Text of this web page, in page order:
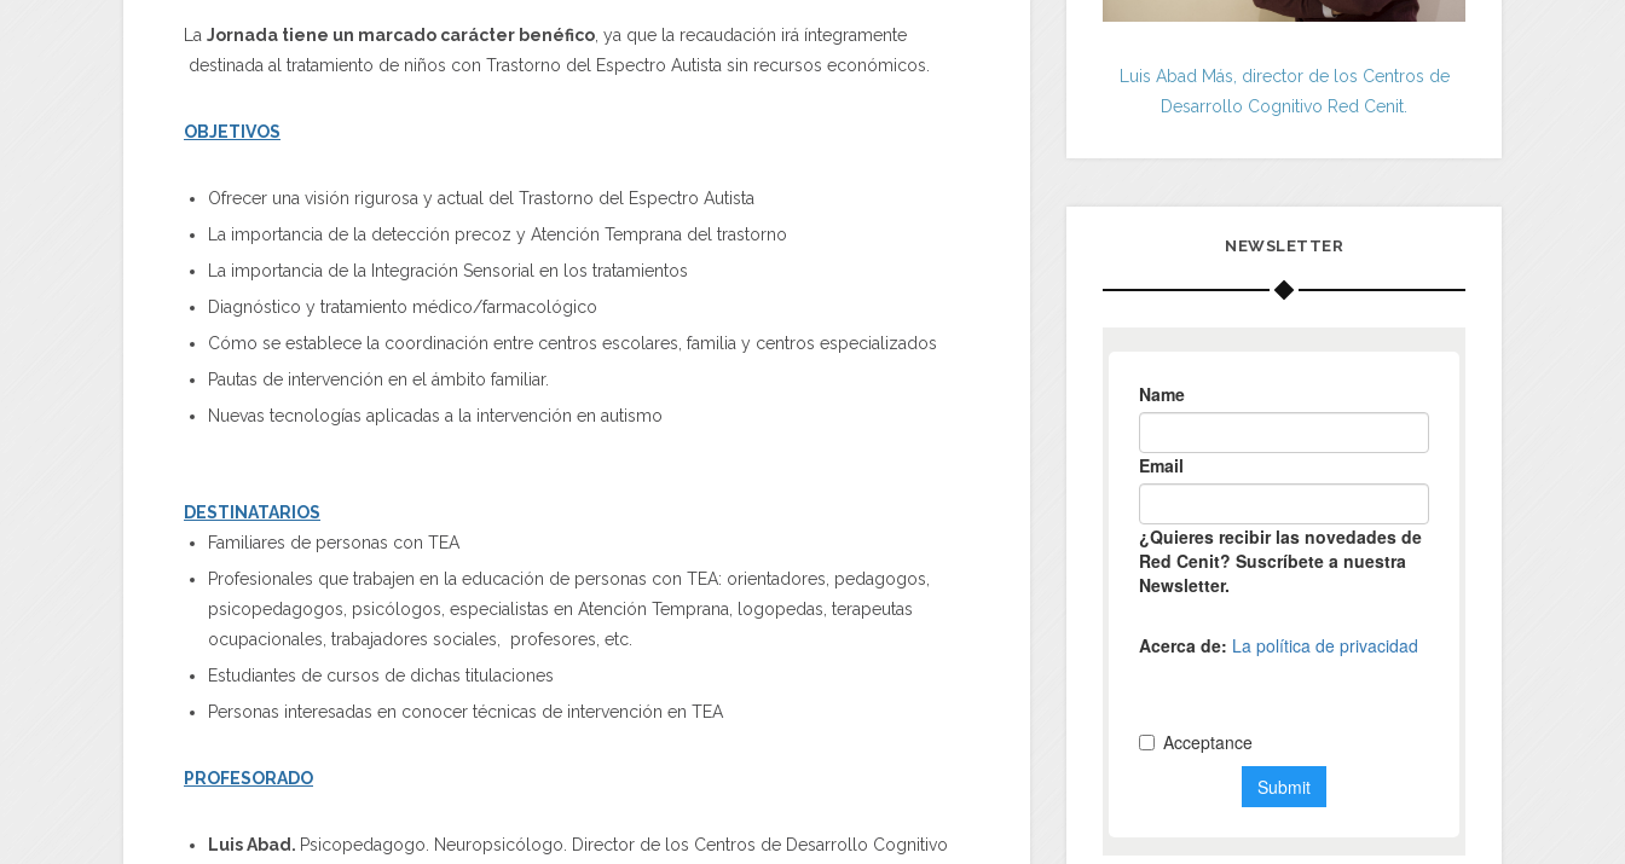
La Jornada tiene un marcado carácter benéfico, ya que la recaudación irá íntegramente
destinada al tratamiento de niños con Trastorno del Espectro Autista sin recursos económicos.
OBJETIVOS
Ofrecer una visión rigurosa y actual del Trastorno del Espectro Autista
La importancia de la detección precoz y Atención Temprana del trastorno
La importancia de la Integración Sensorial en los tratamientos
Diagnóstico y tratamiento médico/farmacológico
Cómo se establece la coordinación entre centros escolares, familia y centros especializados
Pautas de intervención en el ámbito familiar.
Nuevas tecnologías aplicadas a la intervención en autismo
DESTINATARIOS
Familiares de personas con TEA
Profesionales que trabajen en la educación de personas con TEA: orientadores, pedagogos,
psicopedagogos, psicólogos, especialistas en Atención Temprana, logopedas, terapeutas
ocupacionales, trabajadores sociales, profesores, etc.
Estudiantes de cursos de dichas titulaciones
Personas interesadas en conocer técnicas de intervención en TEA
PROFESORADO
Luis Abad. Psicopedagogo. Neuropsicólogo. Director de los Centros de Desarrollo Cognitivo
Luis Abad Más, director de los Centros de
Desarrollo Cognitivo Red Cenit.
NEWSLETTER